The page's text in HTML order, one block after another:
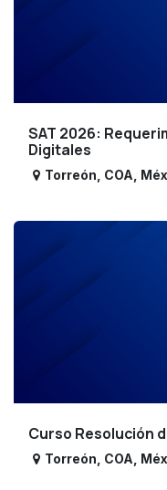
SAT 2026:
Digitales
Torreón COA
Curso Resolución
Torreón COA